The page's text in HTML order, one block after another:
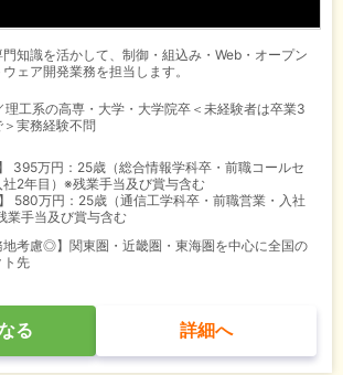
知識を活かして、制御・組込み・Web・オープン
ェア開発業務を担当します。
理工系の高専・大学・大学院卒＜未経験者は卒業3
実務経験不問
395万円：25歳（総合情報学科卒・前職コールセ
社2年目）※残業手当及び賞与含む
580万円：25歳（通信工学科卒・前職営業・入社
業手当及び賞与含む
地考慮◎】関東圏・近畿圏・東海圏を中心に全国の
ト先
る 詳細へ